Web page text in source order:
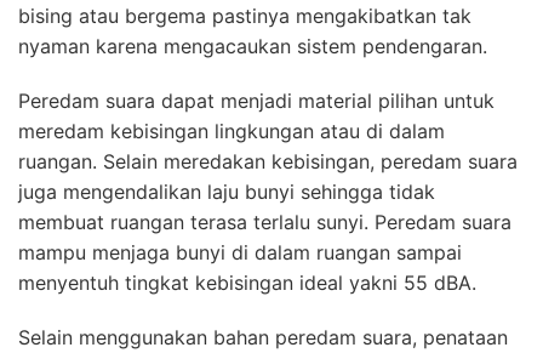
bising atau bergema pastinya mengakibatkan tak
nyaman karena mengacaukan sistem pendengaran.
Peredam suara dapat menjadi material pilihan untuk
meredam kebisingan lingkungan atau di dalam
ruangan. Selain meredakan kebisingan, peredam suara
juga mengendalikan laju bunyi sehingga tidak
membuat ruangan terasa terlalu sunyi. Peredam suara
mampu menjaga bunyi di dalam ruangan sampai
menyentuh tingkat kebisingan ideal yakni 55 dBA.
Selain menggunakan bahan peredam suara, penataan